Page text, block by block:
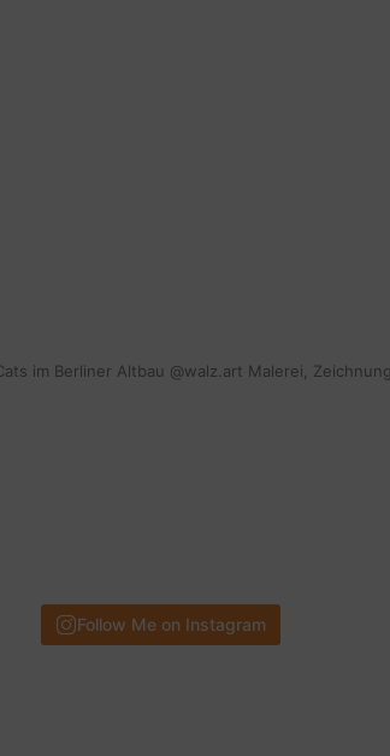
im Berliner Altbau @walz.art Malerei,
Follow Me on Instagram